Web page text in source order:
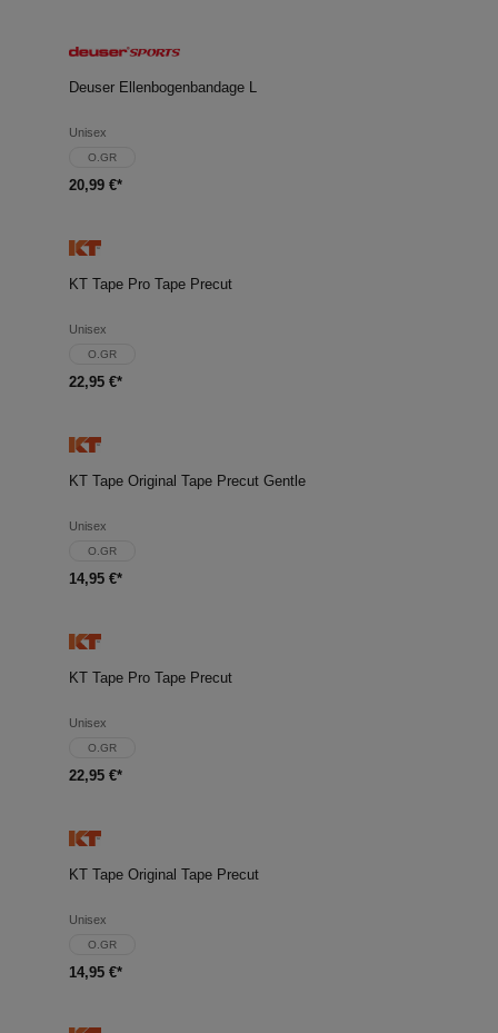
Deuser Ellenbogenbandage L
Unisex
O.GR
20,99 €*
KT Tape Pro Tape Precut
Unisex
O.GR
22,95 €*
KT Tape Original Tape Precut Gentle
Unisex
O.GR
14,95 €*
KT Tape Pro Tape Precut
Unisex
O.GR
22,95 €*
KT Tape Original Tape Precut
Unisex
O.GR
14,95 €*